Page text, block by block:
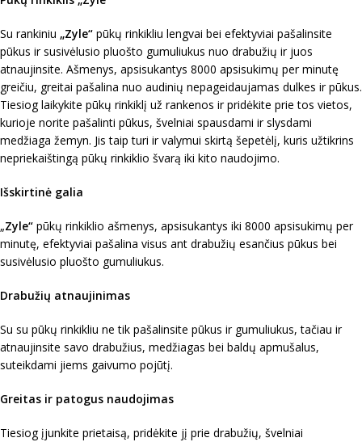
Su rankiniu „Zyle“ pūkų rinkikliu lengvai bei efektyviai pašalinsite
pūkus ir susivėlusio pluošto gumuliukus nuo drabužių ir juos
atnaujinsite. Ašmenys, apsisukantys 8000 apsisukimų per minutę
greičiu, greitai pašalina nuo audinių nepageidaujamas dulkes ir pūkus.
Tiesiog laikykite pūkų rinkiklį už rankenos ir pridėkite prie tos vietos,
kurioje norite pašalinti pūkus, švelniai spausdami ir slysdami
medžiaga žemyn. Jis taip turi ir valymui skirtą šepetėlį, kuris užtikrins
nepriekaištingą pūkų rinkiklio švarą iki kito naudojimo.
Išskirtinė galia
„Zyle“ pūkų rinkiklio ašmenys, apsisukantys iki 8000 apsisukimų per
minutę, efektyviai pašalina visus ant drabužių esančius pūkus bei
susivėlusio pluošto gumuliukus.
Drabužių atnaujinimas
Su su pūkų rinkikliu ne tik pašalinsite pūkus ir gumuliukus, tačiau ir
atnaujinsite savo drabužius, medžiagas bei baldų apmušalus,
suteikdami jiems gaivumo pojūtį.
Greitas ir patogus naudojimas
Tiesiog įjunkite prietaisą, pridėkite jį prie drabužių, švelniai